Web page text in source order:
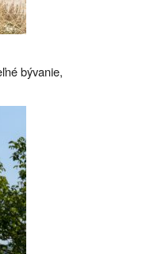
bývanie,